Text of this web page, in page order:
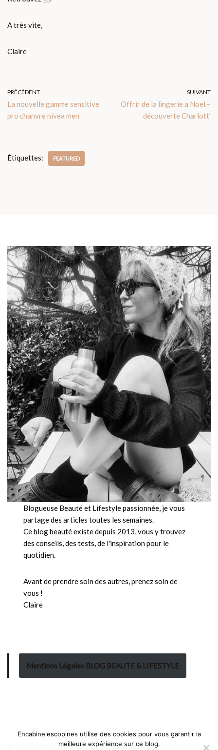
A très vite,
Claire
PRÉCÉDENT
La nouvelle gamme sensitive
pro chanvre nivea men
SUIVANT
Offrir de la lingerie a Noel –
découverte Charlott’
Étiquettes: FEATURED
Blogueuse Beauté et Lifestyle passionnée, je vous
partage des articles toutes les semaines.
Ce blog beauté existe depuis 2013, vous y trouvez
des conseils, des tests, de l'inspiration pour le
quotidien.
Avant de prendre soin des autres, prenez soin de
vous !
Claire
Mentions Légales BLOG BEAUTE & LIFESTYLE
© Copyright - Claire, Encabinelescopines
Encabinelescopines utilise des cookies pour vous garantir la
meilleure expérience sur ce blog.